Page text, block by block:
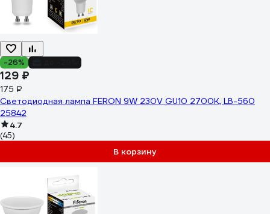
-26%
129 ₽
175 ₽
Светодиодная лампа FERON 9W 230V GU10 2700K, LB-560
25842
4.7
(45)
В корзину